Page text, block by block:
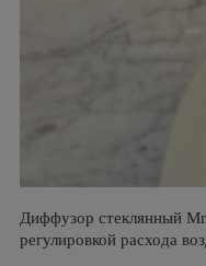
Диффузор стеклянный
регулировкой расхода